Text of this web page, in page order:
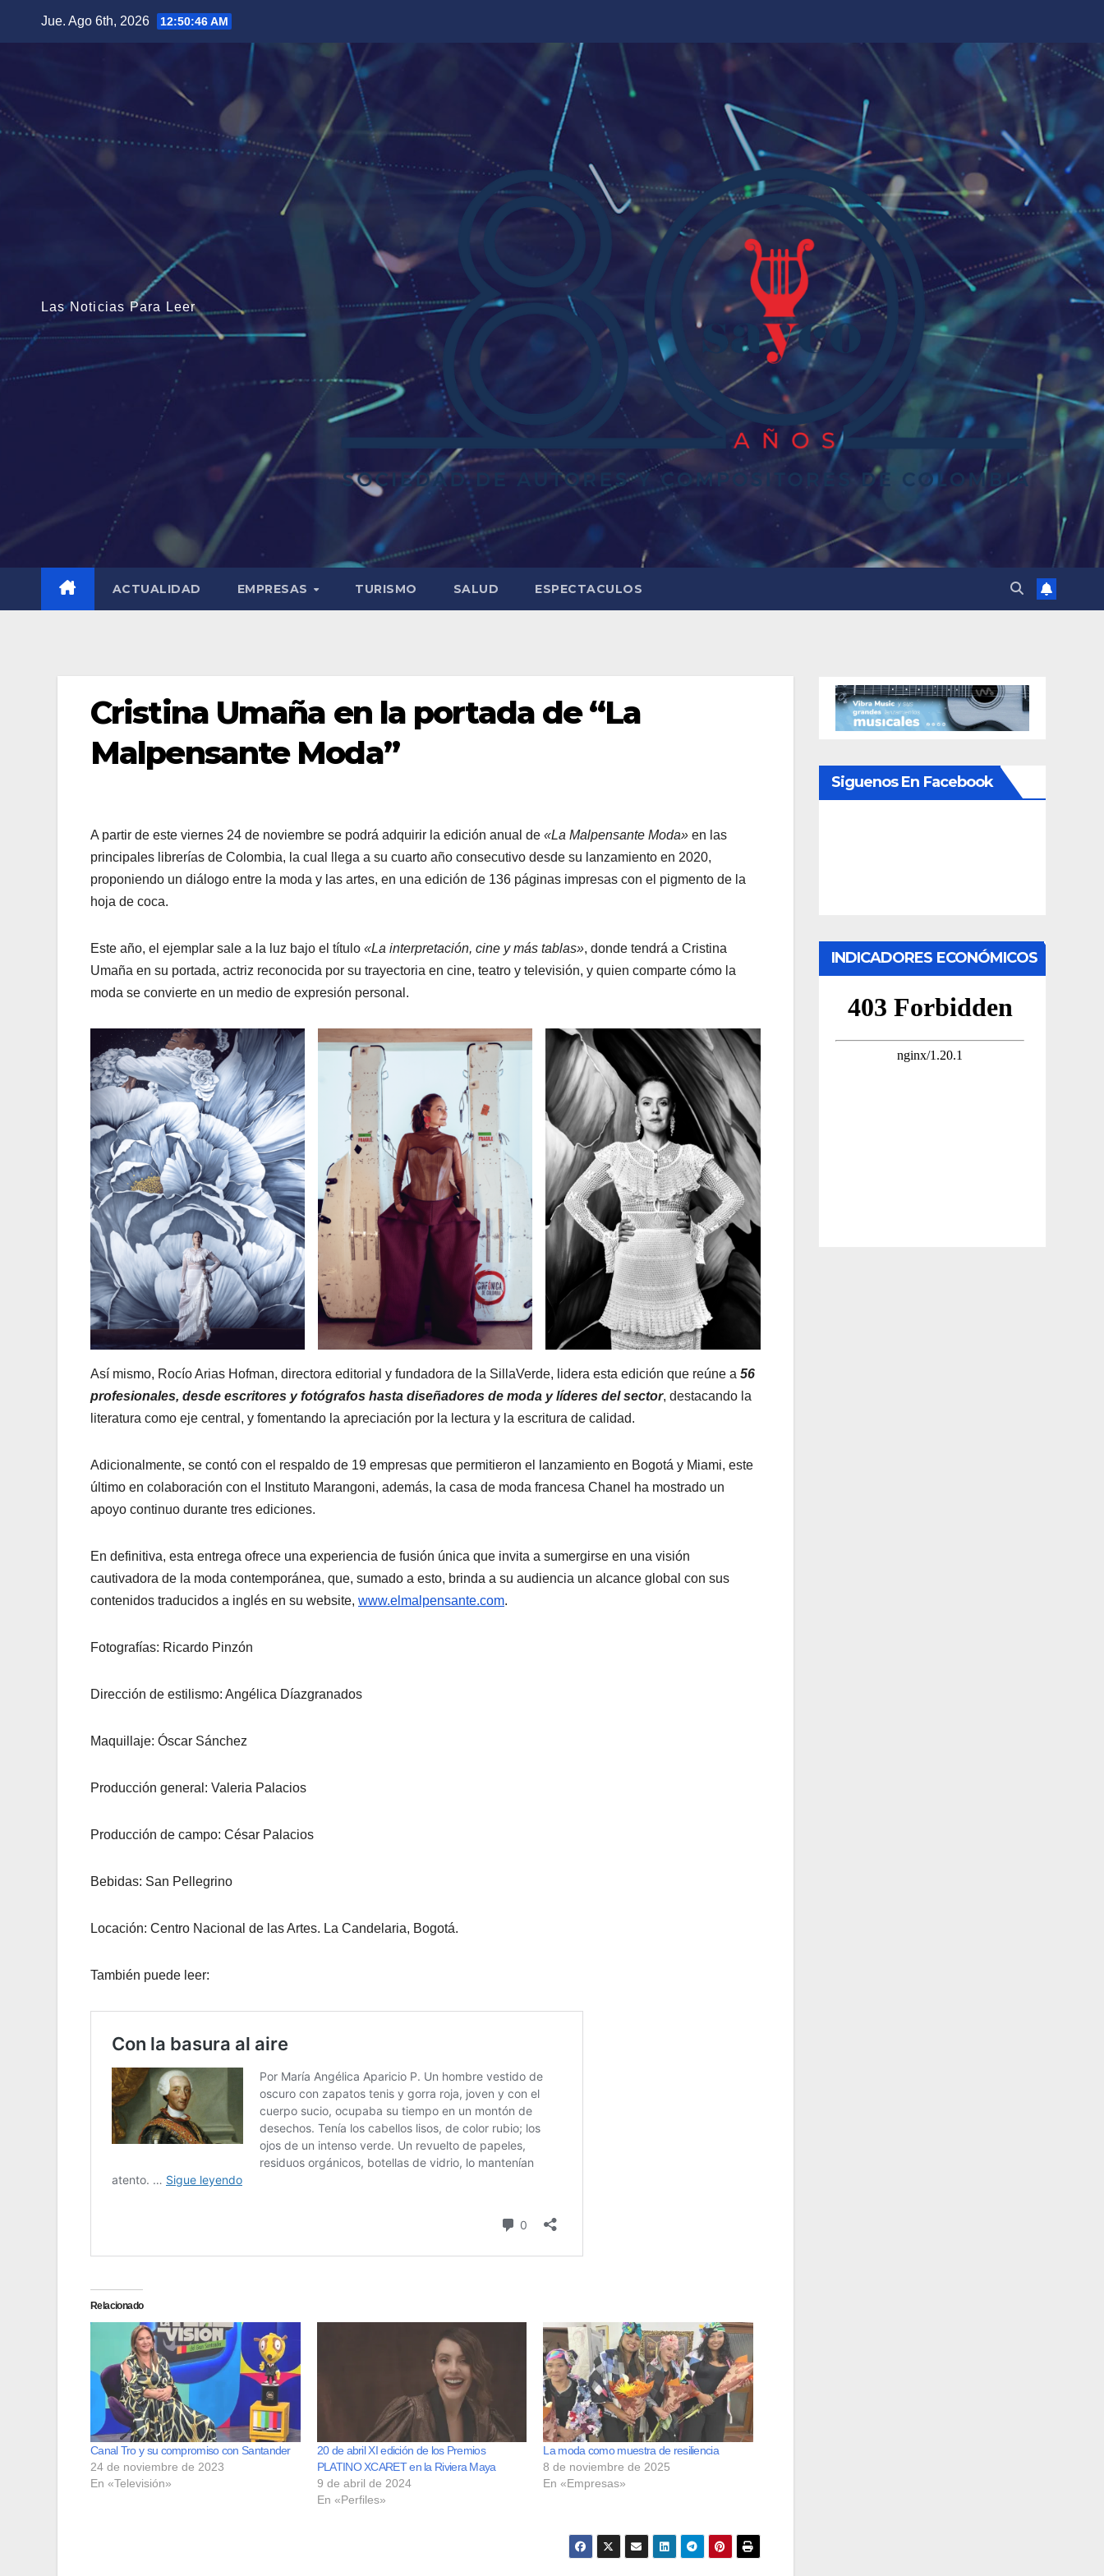
Jue. Ago 6th, 2026 12:50:47 AM
Las Noticias Para Leer
ACTUALIDAD EMPRESAS TURISMO SALUD ESPECTACULOS
Cristina Umaña en la portada de “La
Malpensante Moda”
A partir de este viernes 24 de noviembre se podrá adquirir la edición anual de «La Malpensante Moda» en las
principales librerías de Colombia, la cual llega a su cuarto año consecutivo desde su lanzamiento en 2020,
proponiendo un diálogo entre la moda y las artes, en una edición de 136 páginas impresas con el pigmento de la
hoja de coca.
Este año, el ejemplar sale a la luz bajo el título «La interpretación, cine y más tablas», donde tendrá a Cristina
Umaña en su portada, actriz reconocida por su trayectoria en cine, teatro y televisión, y quien comparte cómo la
moda se convierte en un medio de expresión personal.
Así mismo, Rocío Arias Hofman, directora editorial y fundadora de la SillaVerde, lidera esta edición que reúne a 56
profesionales, desde escritores y fotógrafos hasta diseñadores de moda y líderes del sector, destacando la
literatura como eje central, y fomentando la apreciación por la lectura y la escritura de calidad.
Adicionalmente, se contó con el respaldo de 19 empresas que permitieron el lanzamiento en Bogotá y Miami, este
último en colaboración con el Instituto Marangoni, además, la casa de moda francesa Chanel ha mostrado un
apoyo continuo durante tres ediciones.
En definitiva, esta entrega ofrece una experiencia de fusión única que invita a sumergirse en una visión
cautivadora de la moda contemporánea, que, sumado a esto, brinda a su audiencia un alcance global con sus
contenidos traducidos a inglés en su website, www.elmalpensante.com.
Fotografías: Ricardo Pinzón
Dirección de estilismo: Angélica Díazgranados
Maquillaje: Óscar Sánchez
Producción general: Valeria Palacios
Producción de campo: César Palacios
Bebidas: San Pellegrino
Locación: Centro Nacional de las Artes. La Candelaria, Bogotá.
También puede leer:
Relacionado
Canal Tro y su compromiso con Santander
24 de noviembre de 2023
En «Televisión»
20 de abril XI edición de los Premios
PLATINO XCARET en la Riviera Maya
9 de abril de 2024
En «Perfiles»
La moda como muestra de resiliencia
8 de noviembre de 2025
En «Empresas»
Siguenos En Facebook
INDICADORES ECONÓMICOS